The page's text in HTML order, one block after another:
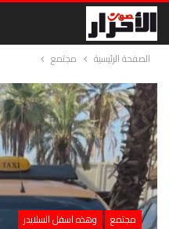
الصفحة الرئيسية مجتمع
مجتمع وهذه اسفل السلايدر